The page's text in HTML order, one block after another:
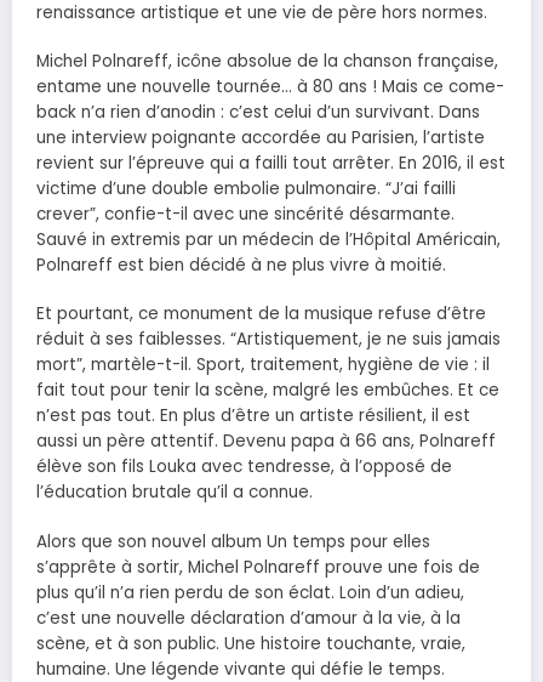
renaissance artistique et une vie de père hors normes.
Michel Polnareff, icône absolue de la chanson française,
entame une nouvelle tournée… à 80 ans ! Mais ce come-
back n’a rien d’anodin : c’est celui d’un survivant. Dans
une interview poignante accordée au Parisien, l’artiste
revient sur l’épreuve qui a failli tout arrêter. En 2016, il est
victime d’une double embolie pulmonaire. “J’ai failli
crever”, confie-t-il avec une sincérité désarmante.
Sauvé in extremis par un médecin de l’Hôpital Américain,
Polnareff est bien décidé à ne plus vivre à moitié.
Et pourtant, ce monument de la musique refuse d’être
réduit à ses faiblesses. “Artistiquement, je ne suis jamais
mort”, martèle-t-il. Sport, traitement, hygiène de vie : il
fait tout pour tenir la scène, malgré les embûches. Et ce
n’est pas tout. En plus d’être un artiste résilient, il est
aussi un père attentif. Devenu papa à 66 ans, Polnareff
élève son fils Louka avec tendresse, à l’opposé de
l’éducation brutale qu’il a connue.
Alors que son nouvel album Un temps pour elles
s’apprête à sortir, Michel Polnareff prouve une fois de
plus qu’il n’a rien perdu de son éclat. Loin d’un adieu,
c’est une nouvelle déclaration d’amour à la vie, à la
scène, et à son public. Une histoire touchante, vraie,
humaine. Une légende vivante qui défie le temps.